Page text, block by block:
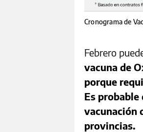
Cronograma de
Febrero
vacuna de
porque
Es
vacunación
provincias.